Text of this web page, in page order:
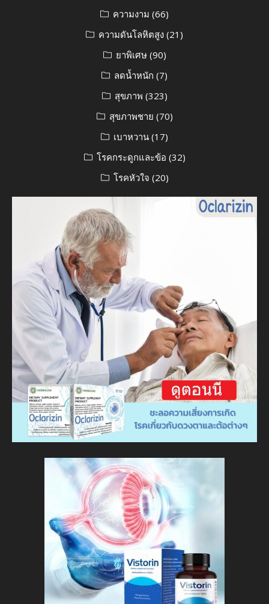
ความงาม (66)
ความดันโลหิตสูง (21)
ยาพิเศษ(90)
ลดน้ำหนัก (7)
สุขภาพ (323)
สุขภาพชาย (70)
เบาหวาน (17)
โรคกระดูกและข้อ (32)
โรคหัวใจ (20)